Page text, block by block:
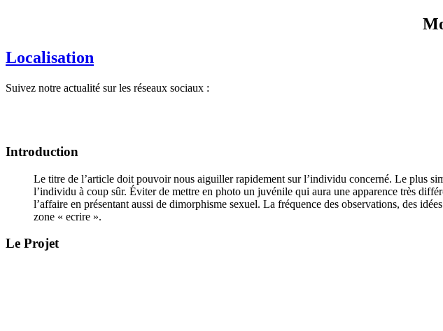
Localisation
Suivez notre actualité sur les réseaux sociaux :
Introduction
Le titre de l’article doit pouvoir nous aiguiller rapidement sur l’individu concerné. Le plus
l’individu à coup sûr. Éviter de mettre en photo un juvénile qui aura une apparence très
l’affaire en présentant aussi de dimorphisme sexuel. La fréquence des observations, des
zone « ecrire ».
Le Projet